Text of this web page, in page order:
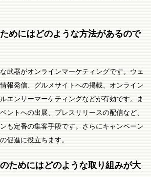
めにはどのような方法があるので
武器がオンラインマーケティングです。ウェ
報発信、グルメサイトへの掲載、オンライン
エンサーマーケティングなどが有効です。ま
ントへの出展、プレスリリースの配信など、
も定番の集客手段です。さらにキャンペーン
促進に役立ちます。
ためにはどのような取り組みが大